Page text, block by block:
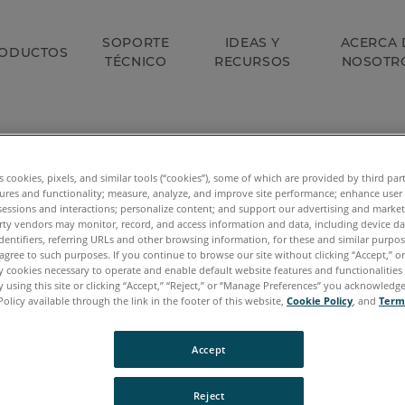
SOPORTE
TÉCNICO
IDEAS Y
RECURSOS
ACERCA
contactarse con FARO.
su solicitud y pronto nos pondremos en contacto
explorando el sitio para obtener más
soluciones.
cookies, pixels, and similar tools (“cookies”), some of which are provided by third
and functionality; measure, analyze, and improve site performance; enhance user
and interactions; personalize content; and support our advertising and
vendors may monitor, record, and access information and data, including device
referring URLs and other browsing information, for these and similar
to such purposes. If you continue to browse our site without clicking “Accept,”
cookies necessary to operate and enable default website features and
using this site or clicking “Accept,” “Reject,” or “Manage Preferences” you
available through the link in the footer of this website, Cookie Policy, and
Reject
Accept